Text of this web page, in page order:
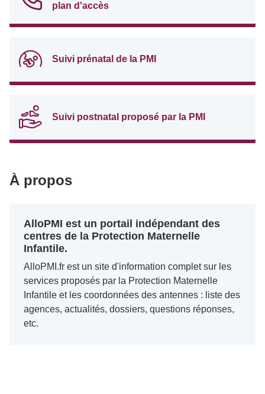
plan d'accès
Suivi prénatal de la PMI
Suivi postnatal proposé par la PMI
À propos
AlloPMI est un portail indépendant des
centres de la Protection Maternelle
Infantile.
AlloPMI.fr est un site d'information complet sur les
services proposés par la Protection Maternelle
Infantile et les coordonnées des antennes : liste des
agences, actualités, dossiers, questions réponses,
etc.